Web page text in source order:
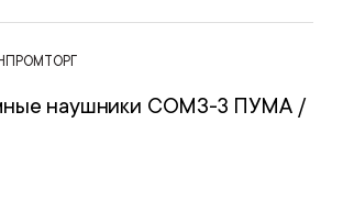
наушники СОМЗ-3 ПУМА /